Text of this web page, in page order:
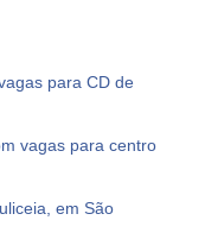
para CD de
vagas para centro
em São